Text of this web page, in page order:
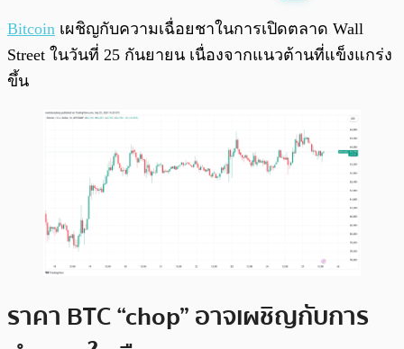
พร้อมเล่น
Bitcoin เผชิญกับความเฉื่อยชาในการเปิดตลาด Wall
Street ในวันที่ 25 กันยายน เนื่องจากแนวต้านที่แข็งแกร่ง
ขึ้น
ราคา BTC “chop” อาจเผชิญกับการ